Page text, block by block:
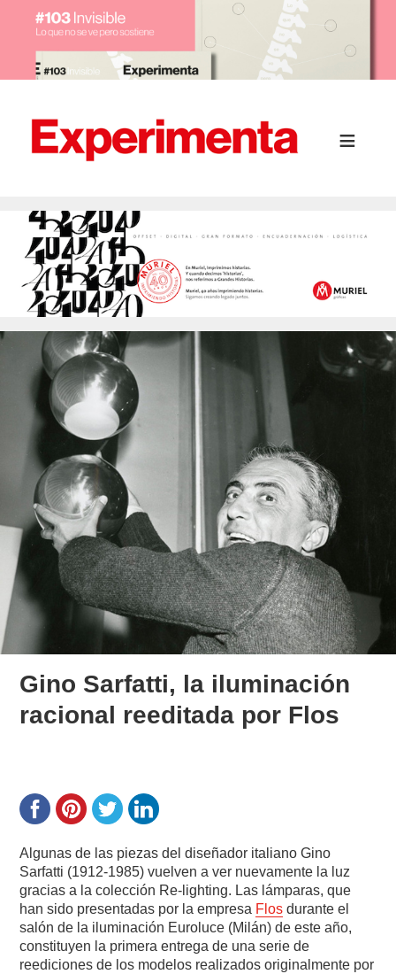
Gino Sarfatti, la iluminación
racional reeditada por Flos
Algunas de las piezas del diseñador italiano Gino
Sarfatti (1912-1985) vuelven a ver nuevamente la luz
gracias a la colección Re-lighting. Las lámparas, que
han sido presentadas por la empresa Flos durante el
salón de la iluminación Euroluce (Milán) de este año,
constituyen la primera entrega de una serie de
reediciones de los modelos realizados originalmente por